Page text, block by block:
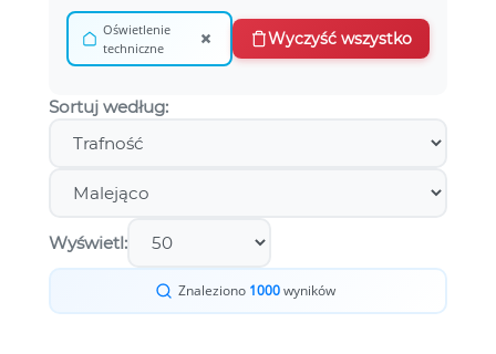
Oświetlenie
techniczne
× Wyczyść wszystko
Sortuj według:
Wyświetl:
Znaleziono 1000wyników